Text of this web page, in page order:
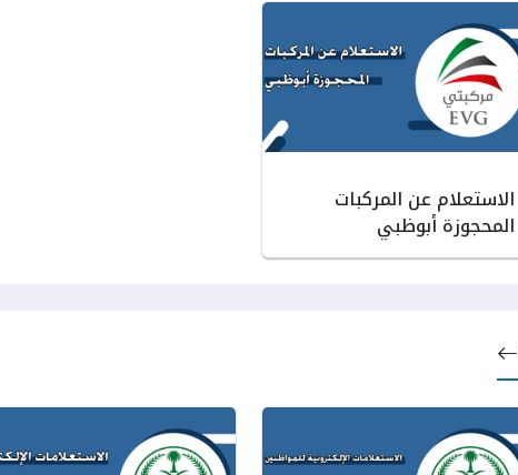
الاستعلام عن المركبات
المحجوزة أبوظبي